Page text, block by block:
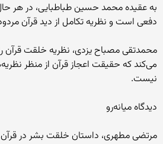
به عقیده محمد حسین طباطبایی، در هر
دفعی است و نظریه تکامل از دید قرآن
محمدتقی مصباح یزدی، نظریه خلقت قرآن
می‌کند که حقیقت اعجاز قرآن از منظر
نیست.
دیدگاه میانه‌رو
مرتضی مطهری، داستان خلقت بشر در قرآن